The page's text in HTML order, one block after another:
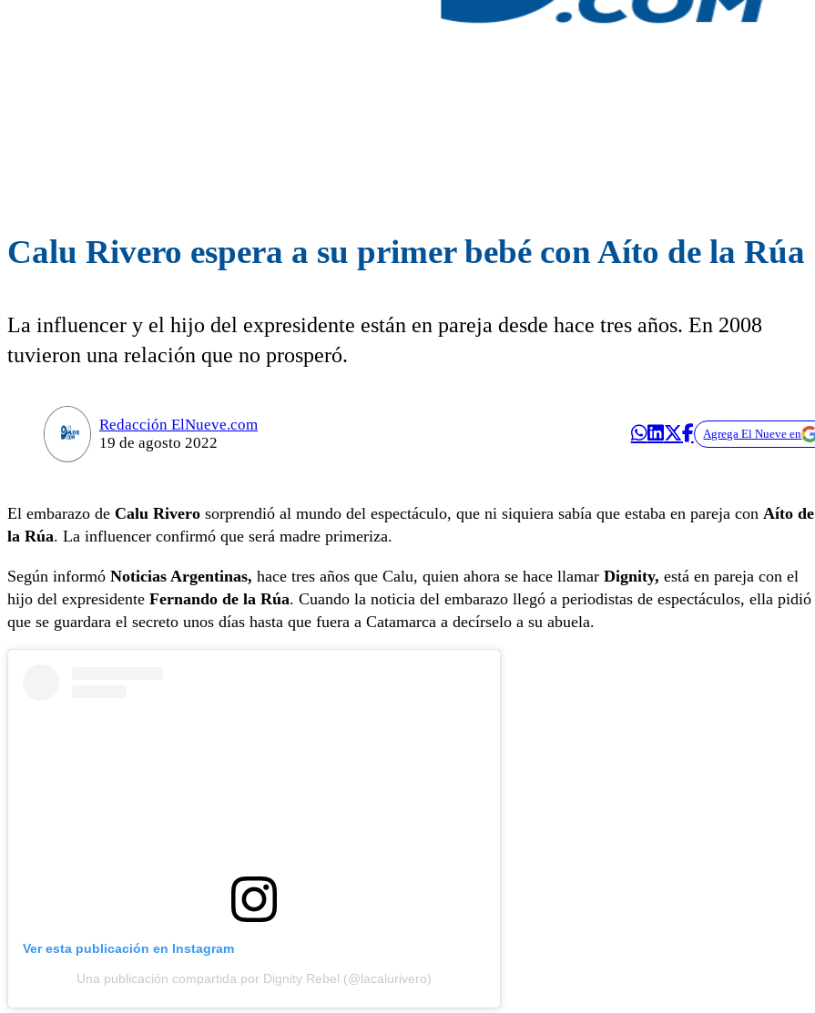
Calu Rivero espera a su primer bebé con Aíto de la Rúa
La influencer y el hijo del expresidente están en pareja desde hace tres años. En 2008
tuvieron una relación que no prosperó.
Redacción ElNueve.com
19 de agosto 2022
Agrega El Nueve en
El embarazo de Calu Rivero sorprendió al mundo del espectáculo, que ni siquiera sabía que estaba en pareja con Aíto de
la Rúa. La influencer confirmó que será madre primeriza.
Según informó Noticias Argentinas, hace tres años que Calu, quien ahora se hace llamar Dignity, está en pareja con el
hijo del expresidente Fernando de la Rúa. Cuando la noticia del embarazo llegó a periodistas de espectáculos, ella pidió
que se guardara el secreto unos días hasta que fuera a Catamarca a decírselo a su abuela.
Ver esta publicación en Instagram
Una publicación compartida por Dignity Rebel (@lacalurivero)